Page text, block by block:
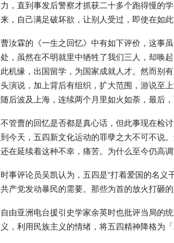
力，直到事发后警察才抓获二十多个跑得慢的
来，自己满足破坏欲，让别人受过，即使在如此
曹汝霖的《一生之回忆》中有如下评价，这事
处，虽然在不明就里中牺牲了我们三人，却唤
此机缘，出国留学，为国家成就人才。然而别
头演说，加上背后有组织，扩大范围，游说至
随后波及上海，连续两个月里如火如荼，最后
不管曹的回忆是否都是真心话，但此事现在检
到今天，五四新文化运动的罪孽之大不可不说
还在延续着这种不幸，痛苦。为什么至今仍高
时事评论员吴凯认为，五四是“打着爱国的名义
共产党发动暴民的需要。那些为首的放火打砸
自由亚洲电台援引史学家余英时也批评当局的
义，利用民族主义的情绪，将五四精神降格为「